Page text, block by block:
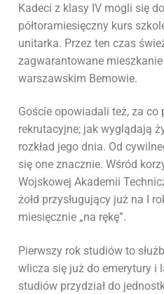
Kadeci z klasy IV mogli się
półtoramiesięczny kurs
unitarka. Przez ten czas
zagwarantowane
warszawskim Bemowie.
Goście opowiadali też, za co
rekrutacyjne; jak wyglądają
rozkład jego dnia. Od
się one znacznie. Wśród
Wojskowej Akademii
żołd przysługujący już na I
miesięcznie „na rękę”.
Pierwszy rok studiów to
wlicza się już do emerytury i
studiów przydział do